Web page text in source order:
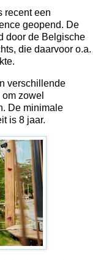
recent een
geopend. De
door de Belgische
die daarvoor o.a.
verschillende
zowel
De minimale
is 8 jaar.